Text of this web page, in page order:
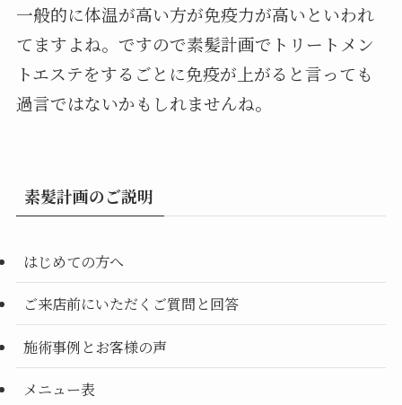
一般的に体温が高い方が免疫力が高いといわれ
てますよね。ですので素髪計画でトリートメン
トエステをするごとに免疫が上がると言っても
過言ではないかもしれませんね。
素髪計画のご説明
はじめての方へ
ご来店前にいただくご質問と回答
施術事例とお客様の声
メニュー表